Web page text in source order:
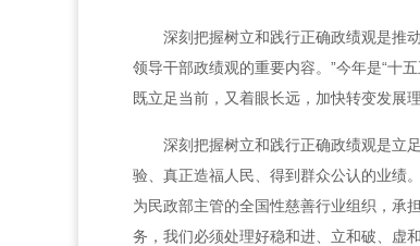
深刻把握树立和践行正确政绩观是推
领导干部政绩观的重要内容。”今年是“十
既立足当前，又着眼长远，加快转变发展
深刻把握树立和践行正确政绩观是立
验、真正造福人民、得到群众公认的业绩
为民政部主管的全国性慈善行业组织，承
务，我们必须处理好稳和进、立和破、虚